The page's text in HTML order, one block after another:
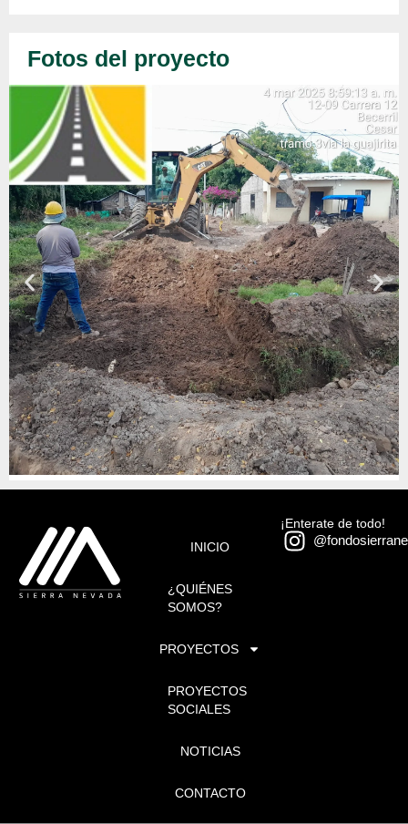
Fotos del proyecto
INICIO
¿QUIÉNES
SOMOS?
PROYECTOS
PROYECTOS
SOCIALES
NOTICIAS
CONTACTO
¡Enterate de todo!